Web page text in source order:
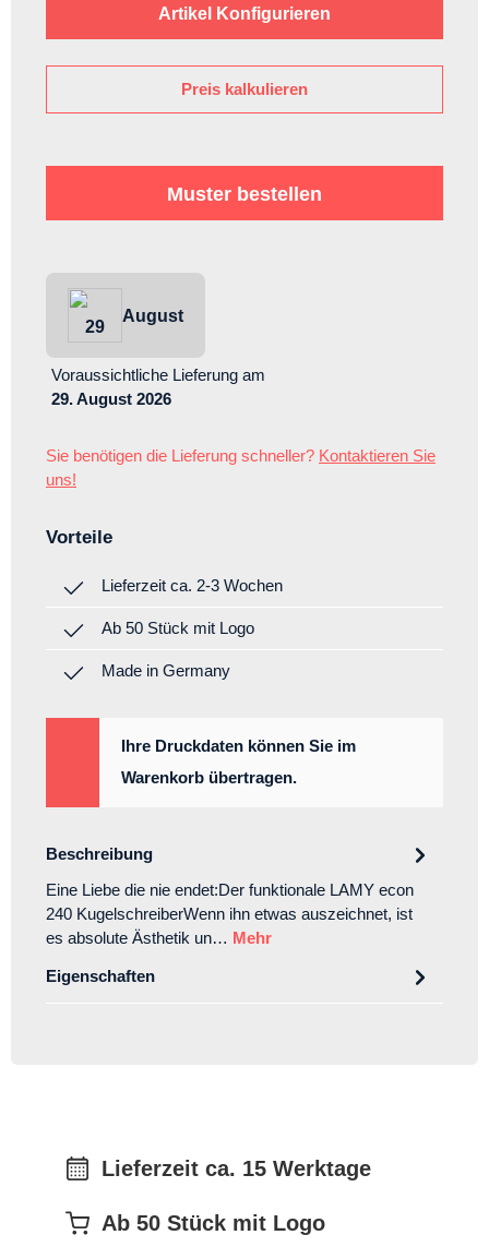
Artikel Konfigurieren
Preis kalkulieren
Muster bestellen
29
August
Voraussichtliche Lieferung am
29. August 2026
Sie benötigen die Lieferung schneller? Kontaktieren Sie
uns!
Vorteile
Lieferzeit ca. 2-3 Wochen
Ab 50 Stück mit Logo
Made in Germany
Ihre Druckdaten können Sie im
Warenkorb übertragen.
Beschreibung
Eine Liebe die nie endet:Der funktionale LAMY econ
240 KugelschreiberWenn ihn etwas auszeichnet, ist
es absolute Ästhetik un… Mehr
Eigenschaften
Lieferzeit ca. 15 Werktage
Ab 50 Stück mit Logo